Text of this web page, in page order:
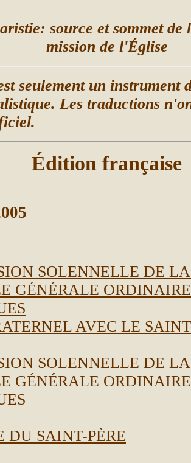
source et sommet de
mission de l'Église
seulement un instrument
Les traductions
Édition française
SOLENNELLE DE
GÉNÉRALE
AVEC LE
SOLENNELLE DE
GÉNÉRALE
DU SAINT-PÈRE